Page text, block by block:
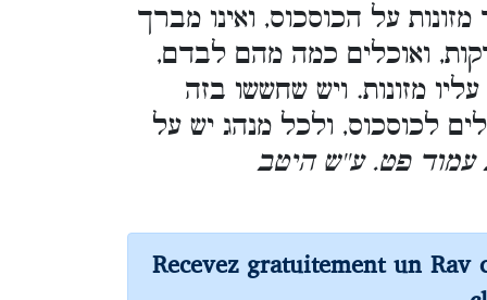
על הכוסכוס, ואינו מברך
ואוכלים כמה מהם לבדם,
מזונות. ויש שחששו בזה
לכוסכוס, ולכל מנהג יש על
עמוד פט. ע''ש היטב
Recevez gratuitement un Rav